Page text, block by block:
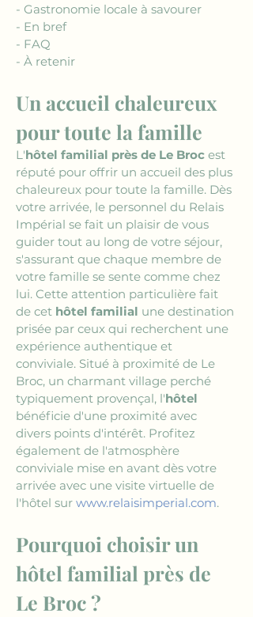
- Gastronomie locale à savourer
- En bref
- FAQ
- À retenir
Un accueil chaleureux
pour toute la famille
L'hôtel familial près de Le Broc est
réputé pour offrir un accueil des plus
chaleureux pour toute la famille. Dès
votre arrivée, le personnel du Relais
Impérial se fait un plaisir de vous
guider tout au long de votre séjour,
s'assurant que chaque membre de
votre famille se sente comme chez
lui. Cette attention particulière fait
de cet hôtel familial une destination
prisée par ceux qui recherchent une
expérience authentique et
conviviale. Situé à proximité de Le
Broc, un charmant village perché
typiquement provençal, l'hôtel
bénéficie d'une proximité avec
divers points d'intérêt. Profitez
également de l'atmosphère
conviviale mise en avant dès votre
arrivée avec une visite virtuelle de
l'hôtel sur www.relaisimperial.com.
Pourquoi choisir un
hôtel familial près de
Le Broc ?